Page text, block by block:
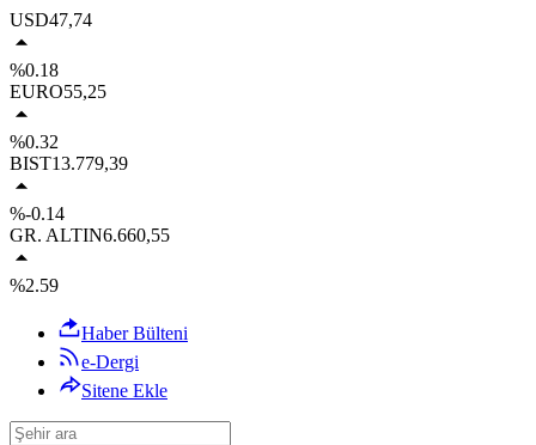
USD47,74
%0.18
EURO55,25
%0.32
BIST13.779,39
%-0.14
GR. ALTIN6.660,55
%2.59
Haber Bülteni
e-Dergi
Sitene Ekle